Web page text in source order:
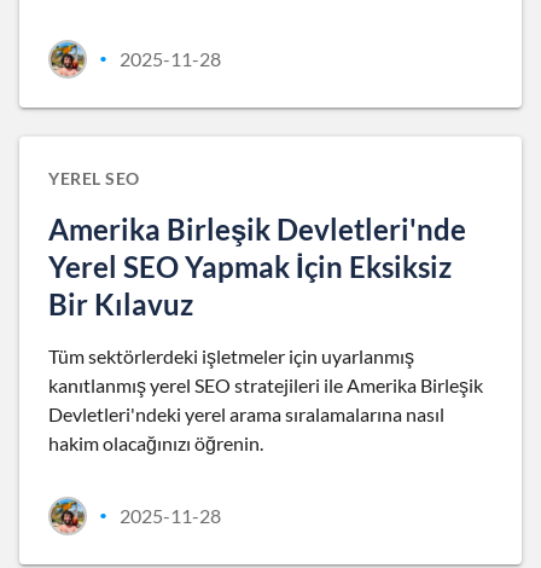
• 2025-11-28
YEREL SEO
Amerika Birleşik Devletleri'nde
Yerel SEO Yapmak İçin Eksiksiz
Bir Kılavuz
Tüm sektörlerdeki işletmeler için uyarlanmış
kanıtlanmış yerel SEO stratejileri ile Amerika Birleşik
Devletleri'ndeki yerel arama sıralamalarına nasıl
hakim olacağınızı öğrenin.
• 2025-11-28